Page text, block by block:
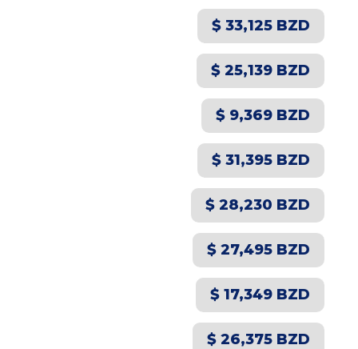
$ 33,125 BZD
$ 25,139 BZD
$ 9,369 BZD
$ 31,395 BZD
$ 28,230 BZD
$ 27,495 BZD
$ 17,349 BZD
$ 26,375 BZD